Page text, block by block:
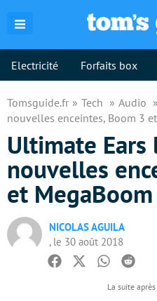
Electricité Forfaits box
Tomsguide.fr Tech Audio
nouvelles enceintes, Boom 3
Ultimate Ears
nouvelles
et
NICOLAS AGUILA
, le 30 août 2018
Facebook
TwitterWhatsapp
Reddit